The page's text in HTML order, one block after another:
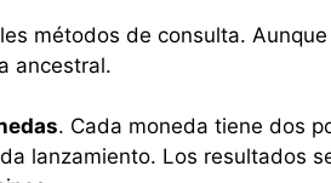
métodos de consulta.
ancestral.
. Cada moneda tiene dos
lanzamiento. Los resultados